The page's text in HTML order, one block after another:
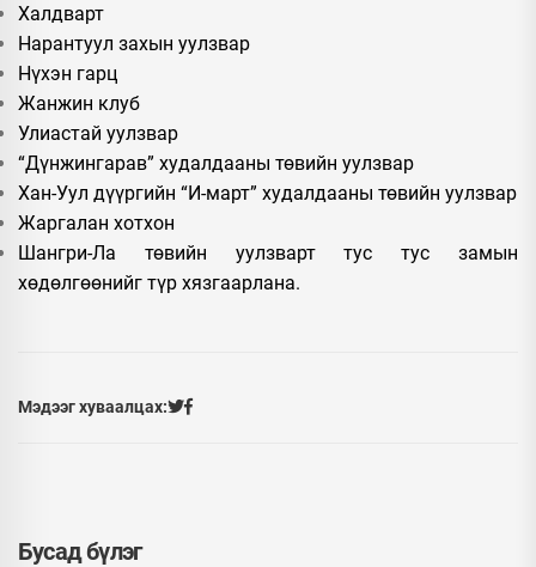
Халдварт
Нарантуул захын уулзвар
Нүхэн гарц
Жанжин клуб
Улиастай уулзвар
“Дүнжингарав” худалдааны төвийн уулзвар
Хан-Уул дүүргийн “И-март” худалдааны төвийн уулзвар
Жаргалан хотхон
Шангри-Ла төвийн уулзварт тус тус замын
хөдөлгөөнийг түр хязгаарлана.
Мэдээг хуваалцах:
Бусад бүлэг